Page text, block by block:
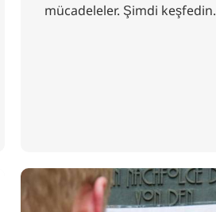
mücadeleler. Şimdi keşfedin.